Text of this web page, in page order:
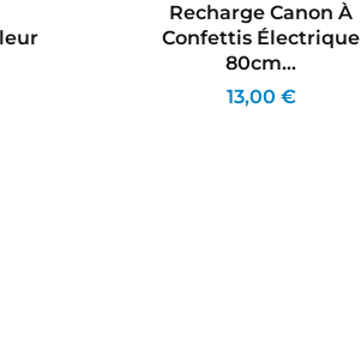
Recharge Canon À
Confettis Électrique
80cm...
13,00 €